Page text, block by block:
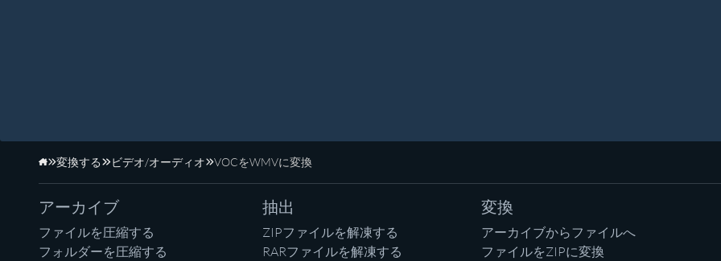
ホーム
変換する ビデオ/オーディオ VOCをWMVに変換
アーカイブ
ファイルを圧縮する
フォルダーを圧縮する
抽出
ZIPファイルを解凍する
RARファイルを解凍する
変換
アーカイブからファイルへ
ファイルをZIPに変換